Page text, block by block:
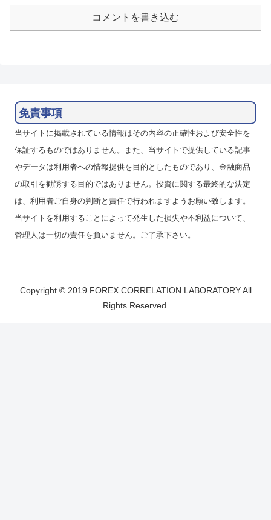
コメントを書き込む
免責事項
当サイトに掲載されている情報はその内容の正確性および安全性を
保証するものではありません。また、当サイトで提供している記事
やデータは利用者への情報提供を目的としたものであり、金融商品
の取引を勧誘する目的ではありません。投資に関する最終的な決定
は、利用者ご自身の判断と責任で行われますようお願い致します。
当サイトを利用することによって発生した損失や不利益について、
管理人は一切の責任を負いません。ご了承下さい。
Copyright © 2019 FOREX CORRELATION LABORATORY All
Rights Reserved.